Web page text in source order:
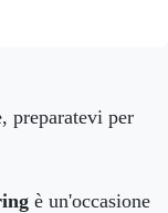
preparatevi per
è un'occasione